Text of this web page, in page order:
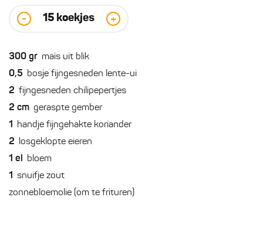
- 15 koekjes +
300 gr maïs uit blik
0,5 bosje fijngesneden lente-ui
2 fijngesneden chilipepertjes
2 cm geraspte gember
1 handje fijngehakte koriander
2 losgeklopte eieren
1 el bloem
1 snuifje zout
zonnebloemolie (om te frituren)